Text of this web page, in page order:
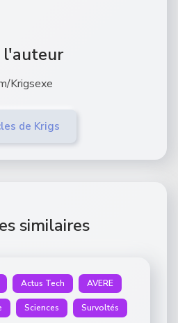
l'auteur
Krigsexe
de Krigs
similaires
Actus Tech AVERE
Sciences Survoltés